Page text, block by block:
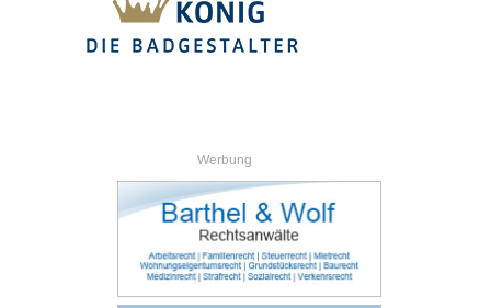
Werbung